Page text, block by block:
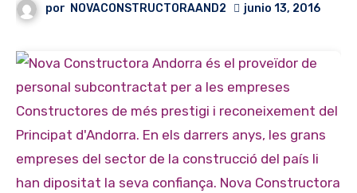
por NOVACONSTRUCTORAAND2 junio 13, 2016